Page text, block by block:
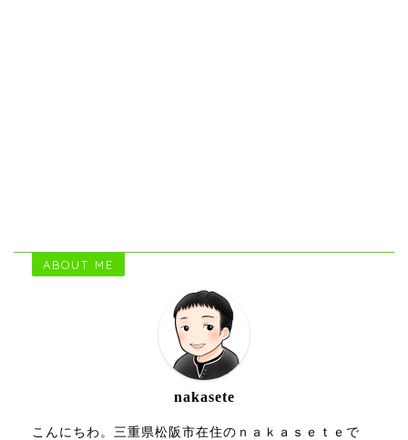
ABOUT ME
nakasete
こんにちわ。三重県松阪市在住のｎａｋａｓｅｔｅで